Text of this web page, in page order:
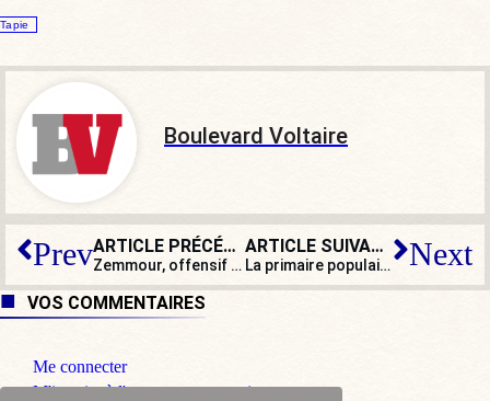
Tapie
Boulevard Voltaire
Prev ARTICLE PRÉCÉDENT
Zemmour, offensif et grave, samedi, face à 380 étudiants de grandes écoles
ARTICLE SUIVANT
La primaire populaire a désigné Christiane Taubira, comme prévu Next
VOS COMMENTAIRES
Me connecter
M'inscrire à l'espace commentaire